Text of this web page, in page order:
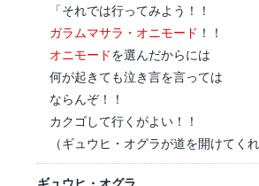
「それでは行ってみよう！！
ガラムマサラ・オニモード ！！
オニモードを選んだからには
何が起きても泣き言を言っては
ならんぞ！！
カクゴして行くがよい！！
（ギュウヒ・オグラが道を開けてくれ
ギュウヒ・オグラ